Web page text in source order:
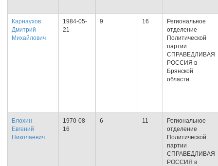
Карнаухов
Дмитрий
Михайлович
1984-05-
21
9 16
Региональное
отделение
Политической
партии
СПРАВЕДЛИВАЯ
РОССИЯ в
Брянской
области
Блохин
Евгений
Николаевич
1970-08-
16
6 11
Региональное
отделение
Политической
партии
СПРАВЕДЛИВАЯ
РОССИЯ в